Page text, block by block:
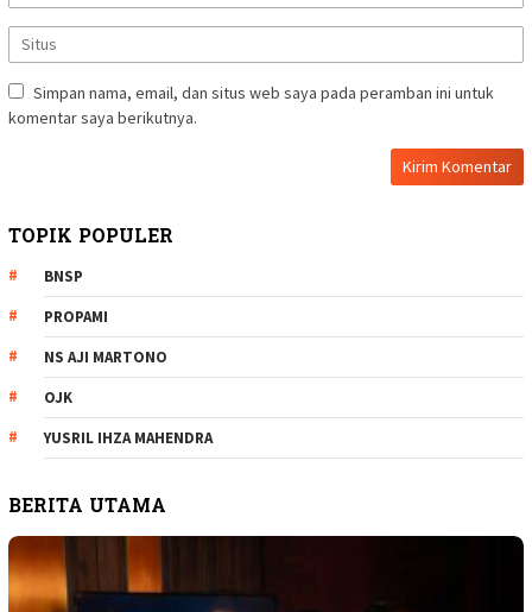
Simpan nama, email, dan situs web saya pada peramban ini untuk
komentar saya berikutnya.
TOPIK POPULER
BNSP
PROPAMI
NS AJI MARTONO
OJK
YUSRIL IHZA MAHENDRA
BERITA UTAMA